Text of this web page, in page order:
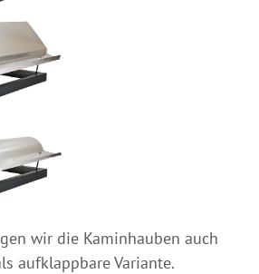
wir die Kaminhauben auch
aufklappbare Variante.